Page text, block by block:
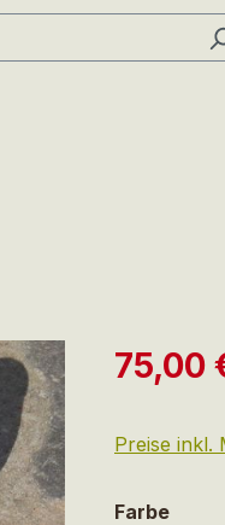
75,00
Preise inkl.
Farbe